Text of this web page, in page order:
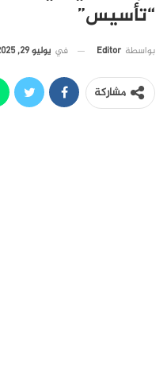
“تأسيس”
بواسطة Editor في يوليو 29, 2025
مشاركة